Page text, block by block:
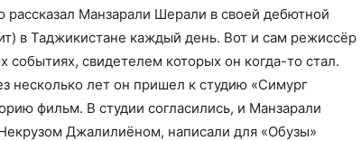
Манзарали Шерали в своей дебютной
в Таджикистане каждый день. Вот и сам режиссёр
событиях, свидетелем которых он когда-то стал.
несколько лет он пришел к студию «Симург
фильм. В студии согласились, и Манзарали
Джалилиёном, написали для «Обузы»